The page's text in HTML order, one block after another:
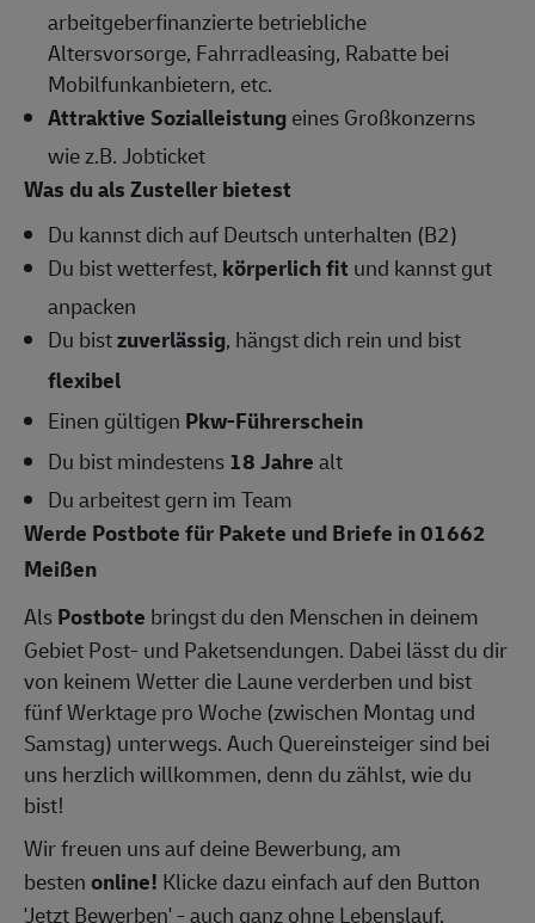
arbeitgeberfinanzierte betriebliche
Altersvorsorge, Fahrradleasing, Rabatte bei
Mobilfunkanbietern, etc.
Attraktive Sozialleistungeines Großkonzerns
wie z.B. Jobticket
Was du als Zusteller bietest
Du kannst dich auf Deutsch unterhalten (B2)
Du bist wetterfest, körperlich fit und kannst gut
anpacken
Du bistzuverlässig, hängst dich rein und bist
flexibel
Einen gültigen Pkw-Führerschein
Du bist mindestens 18 Jahrealt
Du arbeitest gern im Team
Werde Postbote für Pakete und Briefe in 01662
Meißen
AlsPostbote bringst du den Menschen in deinem
Gebiet Post- und Paketsendungen. Dabei lässt du dir
von keinem Wetter die Laune verderben und bist
fünf Werktage pro Woche (zwischen Montag und
Samstag) unterwegs. Auch Quereinsteiger sind bei
uns herzlich willkommen, denn du zählst, wie du
bist!
Wir freuen uns auf deine Bewerbung, am
bestenonline! Klicke dazu einfach auf den Button
'Jetzt Bewerben' - auch ganz ohne Lebenslauf.